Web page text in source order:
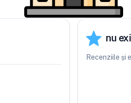
nu
Recenziile și